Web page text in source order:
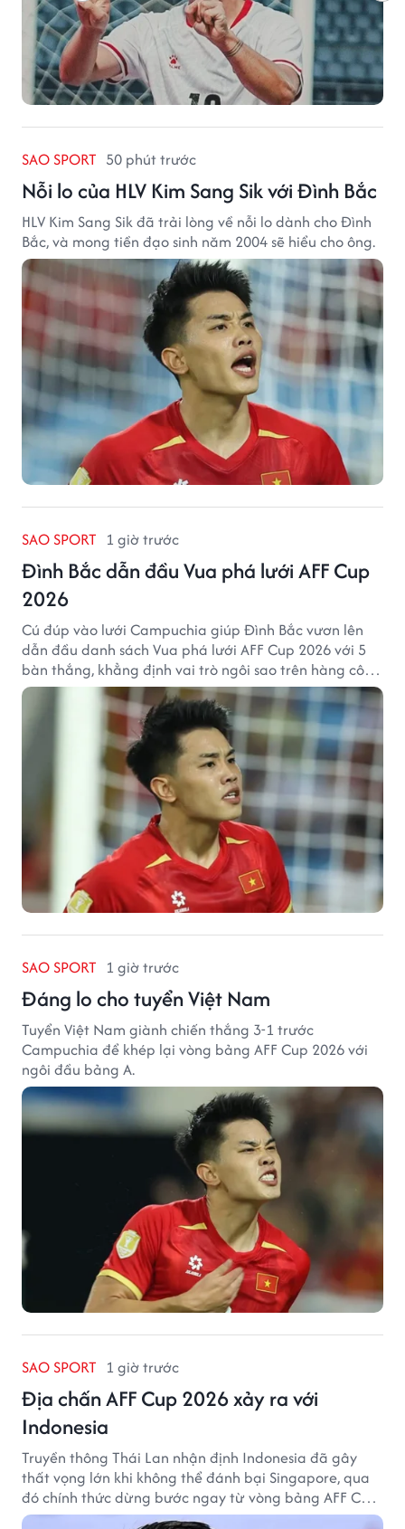
SAO SPORT 50 phút trước
Nỗi lo của HLV Kim Sang Sik với Đình Bắc
HLV Kim Sang Sik đã trải lòng về nỗi lo dành cho Đình
Bắc, và mong tiền đạo sinh năm 2004 sẽ hiểu cho ông.
SAO SPORT 1 giờ trước
Đình Bắc dẫn đầu Vua phá lưới AFF Cup
2026
Cú đúp vào lưới Campuchia giúp Đình Bắc vươn lên
dẫn đầu danh sách Vua phá lưới AFF Cup 2026 với 5
bàn thắng, khẳng định vai trò ngôi sao trên hàng công
tuyển Việt Nam.
SAO SPORT 1 giờ trước
Đáng lo cho tuyển Việt Nam
Tuyển Việt Nam giành chiến thắng 3-1 trước
Campuchia để khép lại vòng bảng AFF Cup 2026 với
ngôi đầu bảng A.
SAO SPORT 1 giờ trước
Địa chấn AFF Cup 2026 xảy ra với
Indonesia
Truyền thông Thái Lan nhận định Indonesia đã gây
thất vọng lớn khi không thể đánh bại Singapore, qua
đó chính thức dừng bước ngay từ vòng bảng AFF Cup
2026.